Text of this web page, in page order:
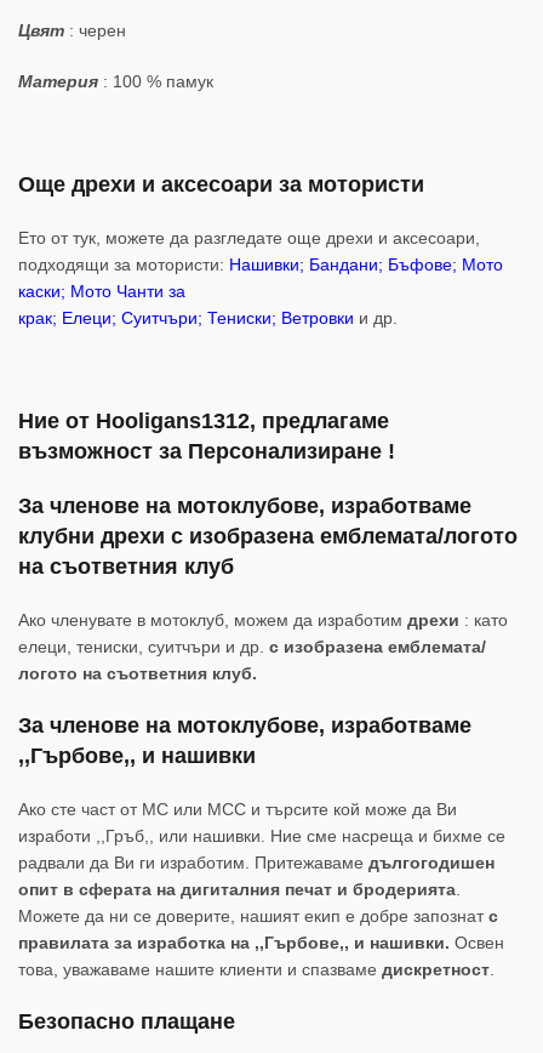
Цвят : черен
Материя : 100 % памук
Още дрехи и аксесоари за мотористи
Ето от тук, можете да разгледате още дрехи и аксесоари,
подходящи за мотористи: Нашивки; Бандани; Бъфове; Мото
каски; Мото Чанти за
крак; Елеци; Суитчъри; Тениски; Ветровки и др.
Ние от Hooligans1312, предлагаме
възможност за Персонализиране !
За членове на мотоклубове, изработваме
клубни дрехи с изобразена емблемата/логото
на съответния клуб
Ако членувате в мотоклуб, можем да изработим дрехи : като
елеци, тениски, суитчъри и др. с изобразена емблемата/
логото на съответния клуб.
За членове на мотоклубове, изработваме
,,Гърбове,, и нашивки
Ако сте част от MC или MCC и търсите кой може да Ви
изработи ,,Гръб,, или нашивки. Ние сме насреща и бихме се
радвали да Ви ги изработим. Притежаваме дългогодишен
опит в сферата на дигиталния печат и бродерията
Можете да ни се доверите, нашият екип е добре запознатс
правилата за изработка на ,,Гърбове,, и нашивки. Освен
това, уважаваме нашите клиенти и спазваме дискретност
Безопасно плащане